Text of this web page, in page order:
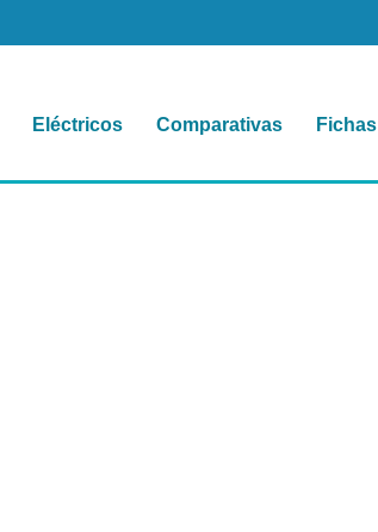
Eléctricos Comparativas Fichas